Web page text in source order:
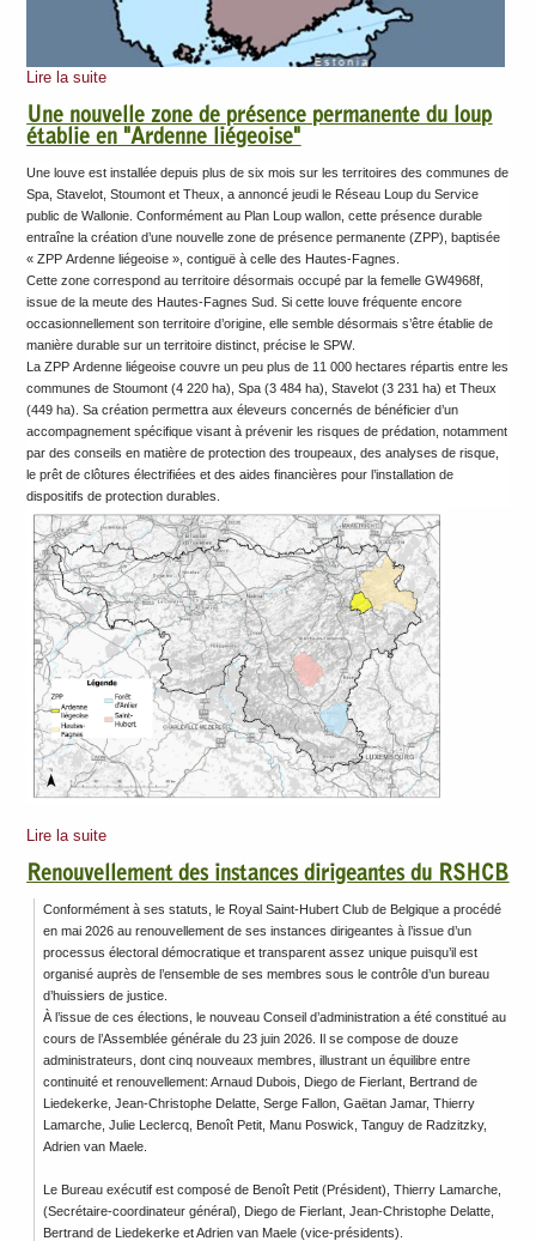
Lire la suite
Une nouvelle zone de présence permanente du loup
établie en "Ardenne liégeoise"
Une louve est installée depuis plus de six mois sur les territoires des communes de
Spa, Stavelot, Stoumont et Theux, a annoncé jeudi le Réseau Loup du Service
public de Wallonie. Conformément au Plan Loup wallon, cette présence durable
entraîne la création d’une nouvelle zone de présence permanente (ZPP), baptisée
« ZPP Ardenne liégeoise », contiguë à celle des Hautes-Fagnes.
Cette zone correspond au territoire désormais occupé par la femelle GW4968f,
issue de la meute des Hautes-Fagnes Sud. Si cette louve fréquente encore
occasionnellement son territoire d’origine, elle semble désormais s’être établie de
manière durable sur un territoire distinct, précise le SPW.
La ZPP Ardenne liégeoise couvre un peu plus de 11 000 hectares répartis entre les
communes de Stoumont (4 220 ha), Spa (3 484 ha), Stavelot (3 231 ha) et Theux
(449 ha). Sa création permettra aux éleveurs concernés de bénéficier d’un
accompagnement spécifique visant à prévenir les risques de prédation, notamment
par des conseils en matière de protection des troupeaux, des analyses de risque,
le prêt de clôtures électrifiées et des aides financières pour l’installation de
dispositifs de protection durables.
Lire la suite
Renouvellement des instances dirigeantes du RSHCB
Conformément à ses statuts, le Royal Saint-Hubert Club de Belgique a procédé
en mai 2026 au renouvellement de ses instances dirigeantes à l’issue d’un
processus électoral démocratique et transparent assez unique puisqu’il est
organisé auprès de l’ensemble de ses membres sous le contrôle d’un bureau
d’huissiers de justice.
À l’issue de ces élections, le nouveau Conseil d’administration a été constitué au
cours de l’Assemblée générale du 23 juin 2026. Il se compose de douze
administrateurs, dont cinq nouveaux membres, illustrant un équilibre entre
continuité et renouvellement: Arnaud Dubois, Diego de Fierlant, Bertrand de
Liedekerke, Jean-Christophe Delatte, Serge Fallon, Gaëtan Jamar, Thierry
Lamarche, Julie Leclercq, Benoît Petit, Manu Poswick, Tanguy de Radzitzky,
Adrien van Maele.
Le Bureau exécutif est composé de Benoît Petit (Président), Thierry Lamarche,
(Secrétaire-coordinateur général), Diego de Fierlant, Jean-Christophe Delatte,
Bertrand de Liedekerke et Adrien van Maele (vice-présidents).